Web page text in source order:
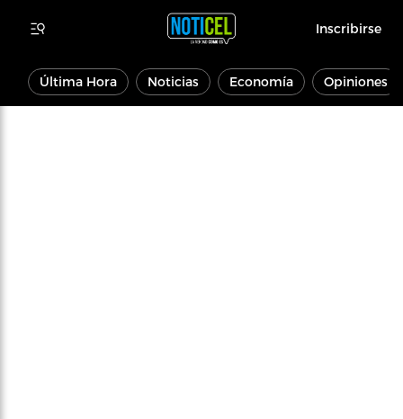
Inscribirse
Última Hora Noticias Economía Opiniones